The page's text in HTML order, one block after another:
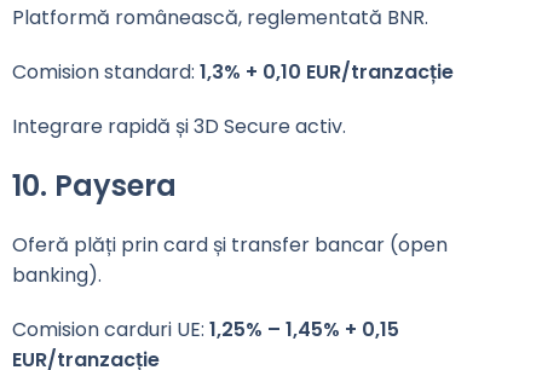
Platformă românească, reglementată BNR.
Comision standard: 1,3% + 0,10 EUR/tranzacție
Integrare rapidă și 3D Secure activ.
10. Paysera
Oferă plăți prin card și transfer bancar (open
banking).
Comision carduri UE: 1,25% – 1,45% + 0,15
EUR/tranzacție